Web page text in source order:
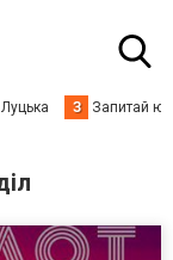
З Запитай